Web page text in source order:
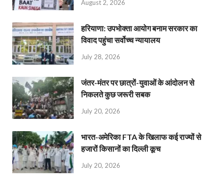
August 2, 2026
हरियाणा: उपभोक्ता आयोग बनाम सरकार का
विवाद पहुंचा सर्वोच्च न्यायालय
July 28, 2026
जंतर-मंतर पर छात्रों-युवाओं के आंदोलन से
निकलते कुछ जरूरी सबक
July 20, 2026
भारत-अमेरिका FTA के खिलाफ कई राज्यों से
हजारों किसानों का दिल्ली कूच
July 20, 2026